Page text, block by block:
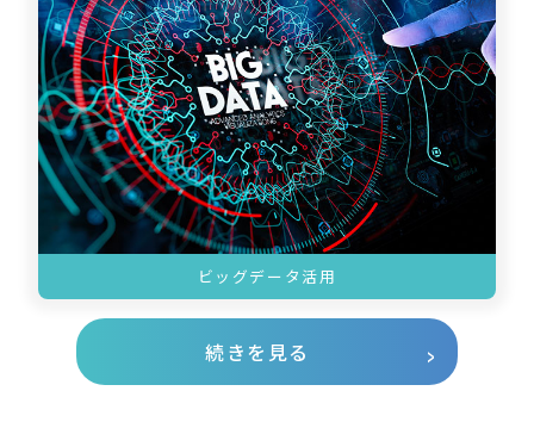
ビッグデータ活用
続きを見る